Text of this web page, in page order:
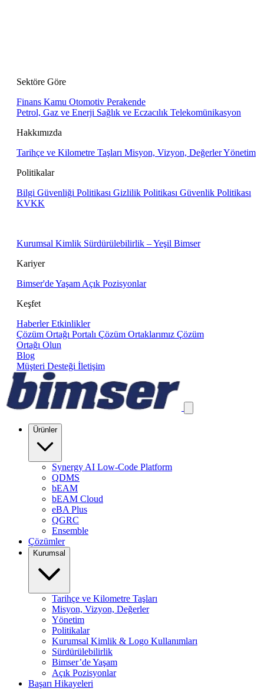
Sektöre Göre
Finans Kamu Otomotiv Perakende
Petrol, Gaz ve Enerji Sağlık ve Eczacılık Telekomünikasyon
Hakkımızda
Tarihçe ve Kilometre Taşları Misyon, Vizyon, DeğerlerYönetim
Politikalar
Bilgi Güvenliği Politikası Gizlilik Politikası Güvenlik Politikası
KVKK
Kurumsal Kimlik Sürdürülebilirlik – Yeşil Bimser
Kariyer
Bimser'de Yaşam Açık Pozisyonlar
Keşfet
Haberler Etkinlikler
Çözüm Ortağı Portalı Çözüm Ortaklarımız Çözüm
Ortağı Olun
Blog
Müşteri Desteği İletişim
Ürünler
Synergy AI Low-Code Platform
QDMS
bEAM
bEAM Cloud
eBA Plus
QGRC
Ensemble
Çözümler
Kurumsal
Tarihçe ve Kilometre Taşları
Misyon, Vizyon, Değerler
Yönetim
Politikalar
Kurumsal Kimlik & Logo Kullanımları
Sürdürülebilirlik
Bimser’de Yaşam
Açık Pozisyonlar
Başarı Hikayeleri